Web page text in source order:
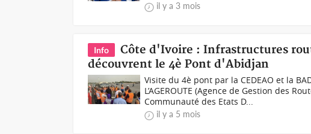
il y a 3 mois
Info
Côte d'Ivoire : Infrastructures
découvrent le 4è Pont d'Abidjan
Visite du 4è pont par la CEDEAO et la
L’AGEROUTE (Agence de Gestion des
Communauté des Etats D...
il y a 5 mois